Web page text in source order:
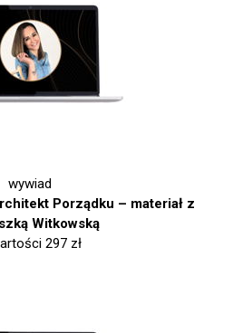
wywiad
Porządku – materiał z
Witkowską
297 zł